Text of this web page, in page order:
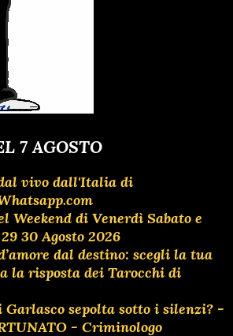
7 AGOSTO
vivo dall'Italia di
Weekend di Venerdì Sabato e
30 Agosto 2026
dal destino: scegli la tua
la risposta dei Tarocchi di
Garlasco sepolta sotto i silenzi? -
- Criminologo